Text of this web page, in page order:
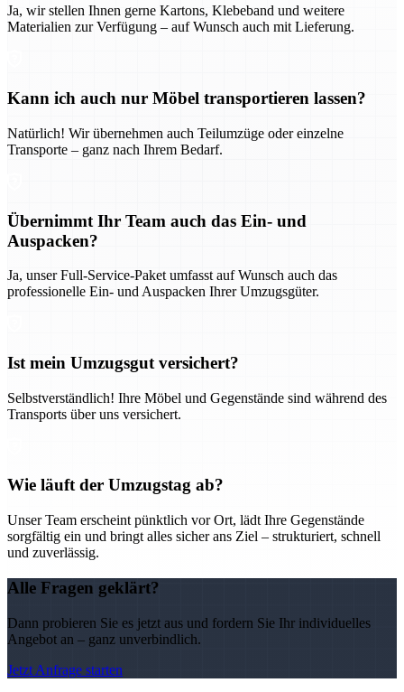
Ja, wir stellen Ihnen gerne Kartons, Klebeband und weitere
Materialien zur Verfügung – auf Wunsch auch mit Lieferung.
Kann ich auch nur Möbel transportieren lassen?
Natürlich! Wir übernehmen auch Teilumzüge oder einzelne
Transporte – ganz nach Ihrem Bedarf.
Übernimmt Ihr Team auch das Ein- und
Auspacken?
Ja, unser Full-Service-Paket umfasst auf Wunsch auch das
professionelle Ein- und Auspacken Ihrer Umzugsgüter.
Ist mein Umzugsgut versichert?
Selbstverständlich! Ihre Möbel und Gegenstände sind während des
Transports über uns versichert.
Wie läuft der Umzugstag ab?
Unser Team erscheint pünktlich vor Ort, lädt Ihre Gegenstände
sorgfältig ein und bringt alles sicher ans Ziel – strukturiert, schnell
und zuverlässig.
Alle Fragen geklärt?
Dann probieren Sie es jetzt aus und fordern Sie Ihr individuelles
Angebot an – ganz unverbindlich.
Jetzt Anfrage starten